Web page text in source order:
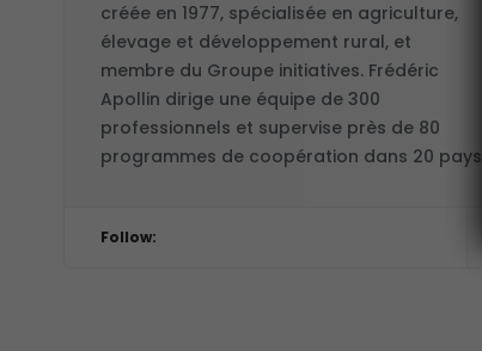
créée en 1977, spécialisée en agriculture,
élevage et développement rural, et
membre du Groupe initiatives. Frédéric
Apollin dirige une équipe de 300
professionnels et supervise près de 80
programmes de coopération dans 20 pays.
Follow: